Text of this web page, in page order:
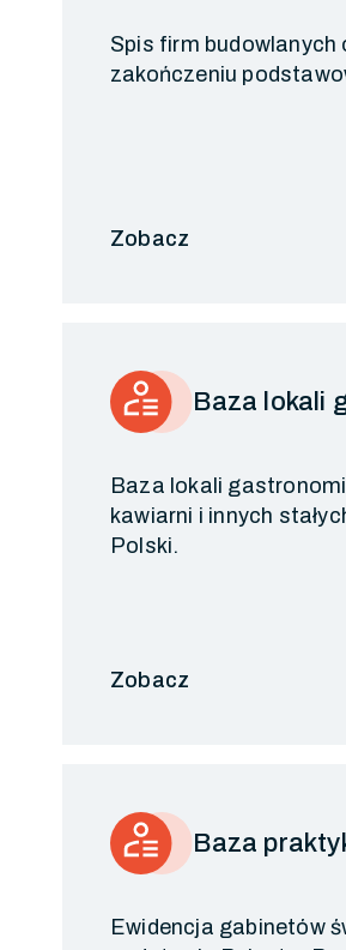
Spis firm budowlanych
zakończeniu
Zobacz
Baza lokali
Baza lokali
kawiarni i innych
Polski.
Zobacz
Baza
Ewidencja gabinetów